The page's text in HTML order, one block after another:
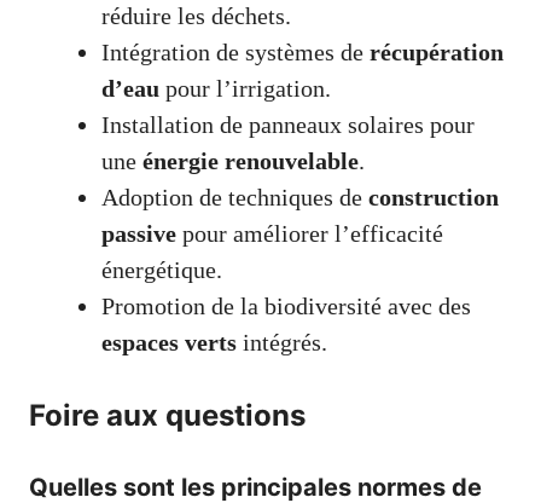
réduire les déchets.
Intégration de systèmes de récupération
d’eau pour l’irrigation.
Installation de panneaux solaires pour
une énergie renouvelable.
Adoption de techniques de construction
passive pour améliorer l’efficacité
énergétique.
Promotion de la biodiversité avec des
espaces verts intégrés.
Foire aux questions
Quelles sont les principales normes de